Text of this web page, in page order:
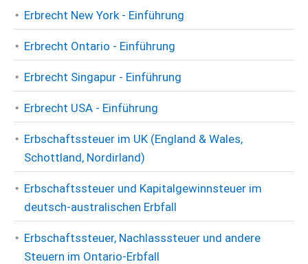
Erbrecht New York - Einführung
Erbrecht Ontario - Einführung
Erbrecht Singapur - Einführung
Erbrecht USA - Einführung
Erbschaftssteuer im UK (England & Wales,
Schottland, Nordirland)
Erbschaftssteuer und Kapitalgewinnsteuer im
deutsch-australischen Erbfall
Erbschaftssteuer, Nachlasssteuer und andere
Steuern im Ontario-Erbfall